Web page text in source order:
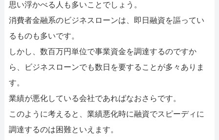
思い浮かべる人も多いことでしょう。
消費者金融系のビジネスローンは、即日融資を謳ってい
るものも多いです。
しかし、数百万円単位で事業資金を調達するのですか
ら、ビジネスローンでも数日を要することが多々ありま
す。
業績が悪化している会社であればなおさらです。
このように考えると、業績悪化時に融資でスピーディに
調達するのは困難といえます。